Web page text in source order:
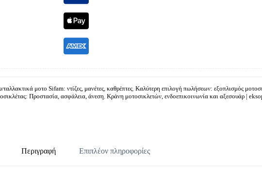
μοτο Sifam: ντίζες, μανέτες, καθρέπτες Καλύτερη επιλογή πωλήσεων: εξοπλισμός
Προστασία, ασφάλεια, άνεση Κράνη μοτοσικλετών, ενδοεπικοινωνία και αξεσουάρ |
Περιγραφή Επιπλέον πληροφορίες